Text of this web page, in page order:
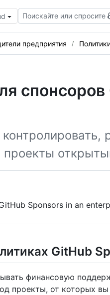
Поискайте или спросите
предприятия
спонсоров
проекты
Sponsors in an
GitHub
финансовую
проекты, от которых вы